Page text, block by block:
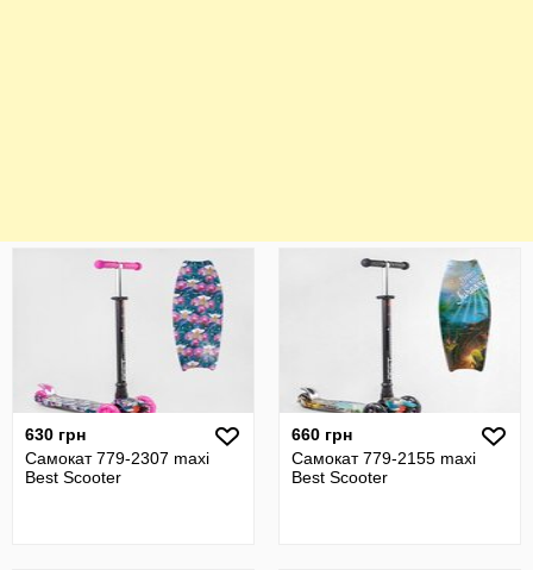
630 грн
Самокат 779-2307 maxi
Best Scooter
660 грн
Самокат 779-2155 maxi
Best Scooter